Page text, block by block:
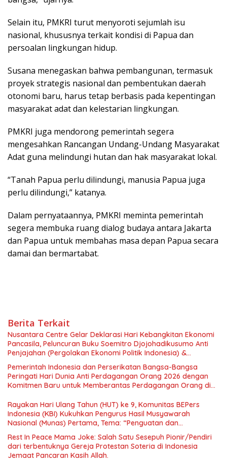
Selain itu, PMKRI turut menyoroti sejumlah isu
nasional, khususnya terkait kondisi di Papua dan
persoalan lingkungan hidup.
Susana menegaskan bahwa pembangunan, termasuk
proyek strategis nasional dan pembentukan daerah
otonomi baru, harus tetap berbasis pada kepentingan
masyarakat adat dan kelestarian lingkungan.
PMKRI juga mendorong pemerintah segera
mengesahkan Rancangan Undang-Undang Masyarakat
Adat guna melindungi hutan dan hak masyarakat lokal.
“Tanah Papua perlu dilindungi, manusia Papua juga
perlu dilindungi,” katanya.
Dalam pernyataannya, PMKRI meminta pemerintah
segera membuka ruang dialog budaya antara Jakarta
dan Papua untuk membahas masa depan Papua secara
damai dan bermartabat.
Berita Terkait
Nusantara Centre Gelar Deklarasi Hari Kebangkitan Ekonomi
Pancasila, Peluncuran Buku Soemitro Djojohadikusumo Anti
Penjajahan (Pergolakan Ekonomi Politik Indonesia) &
Nasional dan Kesejahteraan Sosial dalam Menata Bangsa
Menuju Indonesia Emas 2045”,
Pemerintah Indonesia dan Perserikatan Bangsa-Bangsa
Peringati Hari Dunia Anti Perdagangan Orang 2026 dengan
Komitmen Baru untuk Memberantas Perdagangan Orang di
Rayakan Hari Ulang Tahun (HUT) ke 9, Komunitas BEPers
Indonesia (KBI) Kukuhkan Pengurus Hasil Musyawarah
Nasional (Munas) Pertama, Tema: “Penguatan dan
Pengembangan Organisasi KBI yang Berbasis Riset di seluruh
Indonesia dan Mancanegara”.
Rest In Peace Mama Joke: Salah Satu Sesepuh Pionir/Pendiri
dari terbentuknya Gereja Protestan Soteria di Indonesia
Jemaat Pancaran Kasih Allah.